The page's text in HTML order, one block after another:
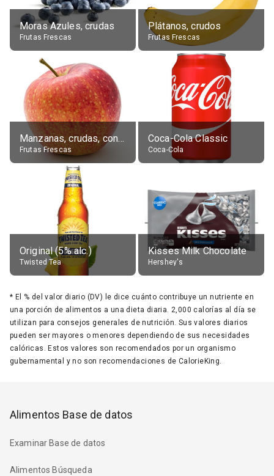
Moras Azules, crudas
Frutas Frescas
Plátanos, crudos
Frutas Frescas
Manzanas, crudas, con piel
Frutas Frescas
Coca-Cola Classic
Coca-Cola
Original (5% alc.)
Twisted Tea
Kisses Milk Chocolate
Hershey's
* El % del valor diario (DV) le dice cuánto contribuye un nutriente en
una porción de alimentos a una dieta diaria. 2,000 calorías al día se
utilizan para consejos generales de nutrición. Sus valores diarios
pueden ser mayores o menores dependiendo de sus necesidades
calóricas. Estos valores son recomendados por un organismo
gubernamental y no son recomendaciones de CalorieKing.
Alimentos Base de datos
Examinar Base de datos
Alimentos Búsqueda